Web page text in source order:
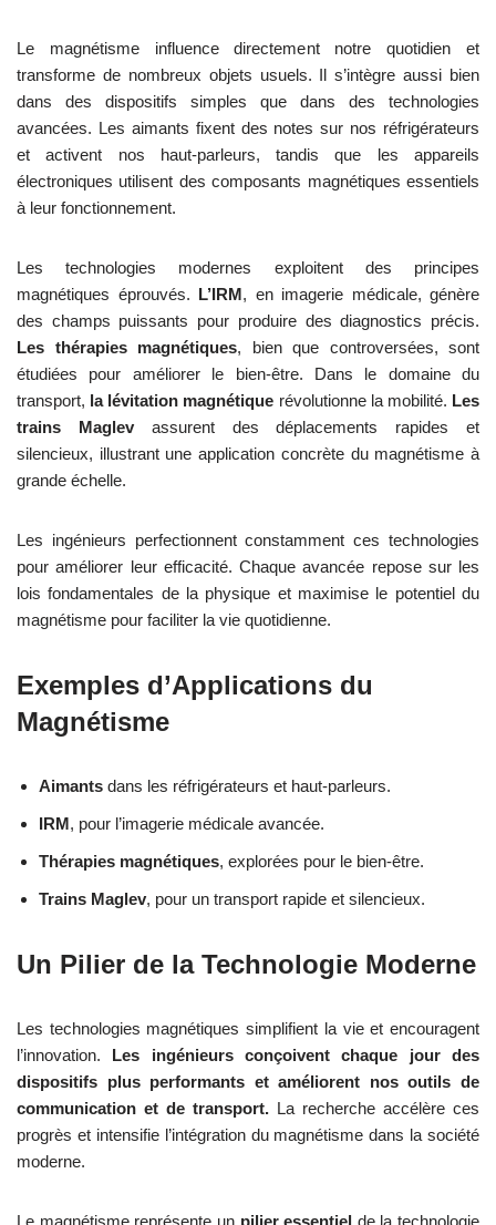
Le magnétisme influence directement notre quotidien et
transforme de nombreux objets usuels. Il s’intègre aussi bien
dans des dispositifs simples que dans des technologies
avancées. Les aimants fixent des notes sur nos réfrigérateurs
et activent nos haut-parleurs, tandis que les appareils
électroniques utilisent des composants magnétiques essentiels
à leur fonctionnement.
Les technologies modernes exploitent des principes
magnétiques éprouvés. L’IRM, en imagerie médicale, génère
des champs puissants pour produire des diagnostics précis.
Les thérapies magnétiques, bien que controversées, sont
étudiées pour améliorer le bien-être. Dans le domaine du
transport, la lévitation magnétique révolutionne la mobilité. Les
trains Maglevassurent des déplacements rapides et
silencieux, illustrant une application concrète du magnétisme à
grande échelle.
Les ingénieurs perfectionnent constamment ces technologies
pour améliorer leur efficacité. Chaque avancée repose sur les
lois fondamentales de la physique et maximise le potentiel du
magnétisme pour faciliter la vie quotidienne.
Exemples d’Applications du
Magnétisme
Aimants dans les réfrigérateurs et haut-parleurs.
IRM, pour l’imagerie médicale avancée.
Thérapies magnétiques, explorées pour le bien-être.
Trains Maglev, pour un transport rapide et silencieux.
Un Pilier de la Technologie Moderne
Les technologies magnétiques simplifient la vie et encouragent
l’innovation. Les ingénieurs conçoivent chaque jour des
dispositifs plus performants et améliorent nos outils de
communication et de transport. La recherche accélère ces
progrès et intensifie l’intégration du magnétisme dans la société
moderne.
Le magnétisme représente un pilier essentiel de la technologie